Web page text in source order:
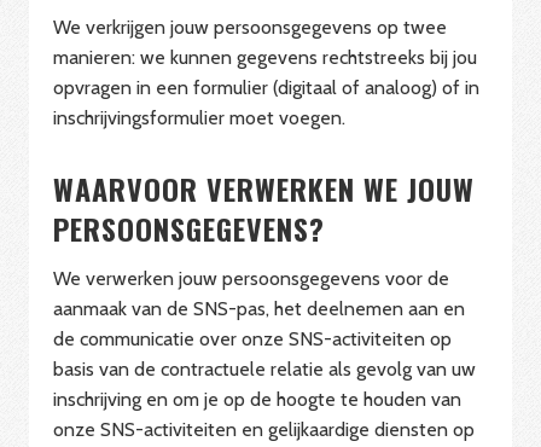
We verkrijgen jouw persoonsgegevens op twee
manieren: we kunnen gegevens rechtstreeks bij jou
opvragen in een formulier (digitaal of analoog) of in
inschrijvingsformulier moet voegen.
WAARVOOR VERWERKEN WE JOUW
PERSOONSGEGEVENS?
We verwerken jouw persoonsgegevens voor de
aanmaak van de SNS-pas, het deelnemen aan en
de communicatie over onze SNS-activiteiten op
basis van de contractuele relatie als gevolg van uw
inschrijving en om je op de hoogte te houden van
onze SNS-activiteiten en gelijkaardige diensten op